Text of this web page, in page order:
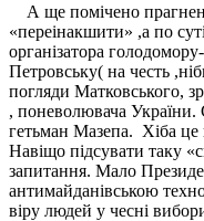
А ще помічено
«переінакшити» ,а по
організатора
Петровську( на честь
погляди Матковського,
, поневолювача України.
гетьман Мазепа. Хіба це
Навіщо підсувати таку
запитання. Мало
антимайданівською
віру людей у чесні